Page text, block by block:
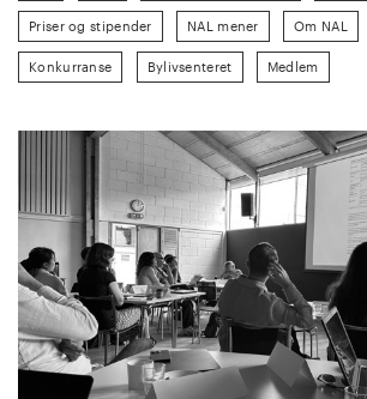
Priser og stipender NAL mener Om NAL
Konkurranse Bylivsenteret Medlem